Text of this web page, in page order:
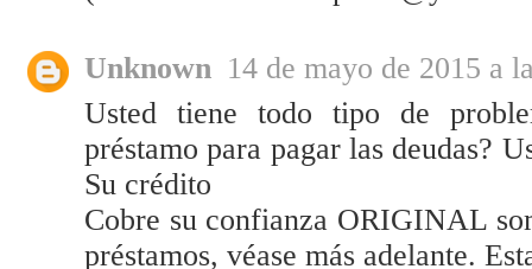
Unknown 14 de mayo de 2015 a
Usted tiene todo tipo de
préstamo para pagar las deudas?
Su crédito
Cobre su confianza ORIGINAL
préstamos, véase más adelante.